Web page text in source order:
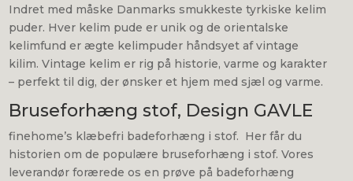
Indret med måske Danmarks smukkeste tyrkiske kelim
puder. Hver kelim pude er unik og de orientalske
kelimfund er ægte kelimpuder håndsyet af vintage
kilim. Vintage kelim er rig på historie, varme og karakter
– perfekt til dig, der ønsker et hjem med sjæl og varme.
Bruseforhæng stof, Design GAVLE
finehome’s klæbefri badeforhæng i stof. Her får du
historien om de populære bruseforhæng i stof. Vores
leverandør forærede os en prøve på badeforhæng